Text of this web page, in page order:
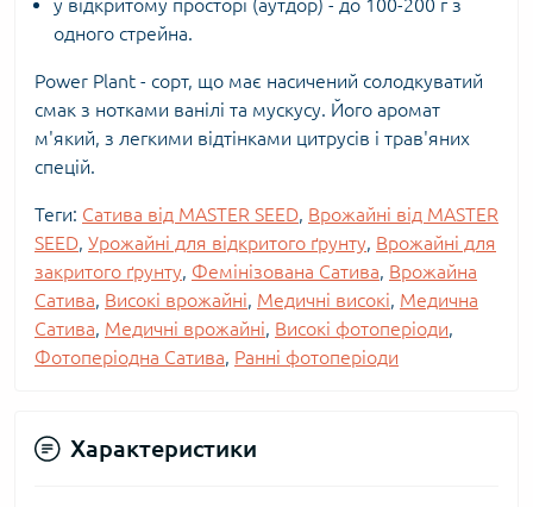
у відкритому просторі (аутдор) - до 100-200 г з
одного стрейна.
Power Plant - сорт, що має насичений солодкуватий
смак з нотками ванілі та мускусу. Його аромат
м'який, з легкими відтінками цитрусів і трав'яних
спецій.
Теги: Сатива від MASTER SEED, Врожайні від MASTER
SEED, Урожайні для відкритого ґрунту, Врожайні для
закритого ґрунту, Фемінізована Сатива, Врожайна
Сатива, Високі врожайні, Медичні високі, Медична
Сатива, Медичні врожайні, Високі фотоперіоди,
Фотоперіодна Сатива, Ранні фотоперіоди
Характеристики